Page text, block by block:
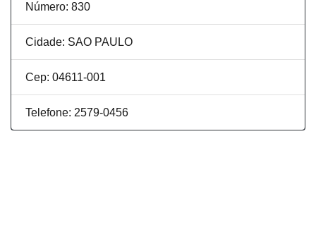
Número: 830
Cidade: SAO PAULO
Cep: 04611-001
Telefone: 2579-0456